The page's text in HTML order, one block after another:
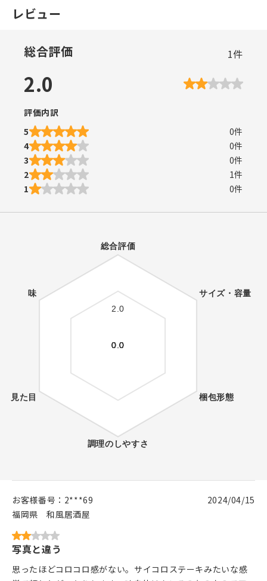
レビュー
総合評価 1件
2.0
評価内訳
5
0件
4
0件
3
0件
2
1件
1
0件
お客様番号： 2***69
福岡県
和風居酒屋
2024/04/15
写真と違う
思ったほどコロコロ感がない。サイコロステーキみたいな感